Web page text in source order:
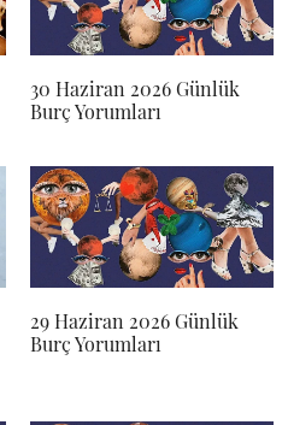
30 Haziran 2026 Günlük
Burç Yorumları
29 Haziran 2026 Günlük
Burç Yorumları